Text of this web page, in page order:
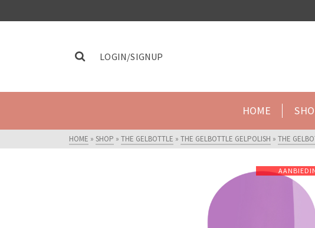
LOGIN/SIGNUP
HOME
HOME » SHOP » THE GELBOTTLE » THE GELBOTTLE GELPOLISH » THE